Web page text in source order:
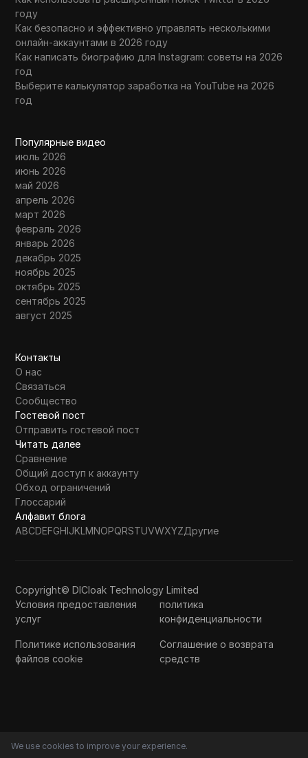
году
Как безопасно и эффективно управлять несколькими
онлайн-аккаунтами в 2026 году
Как написать биографию для Instagram: советы на 2026
год
Выберите калькулятор заработка на YouTube на 2026
год
Популярные видео
июль 2026
июнь 2026
май 2026
апрель 2026
март 2026
февраль 2026
январь 2026
декабрь 2025
ноябрь 2025
октябрь 2025
сентябрь 2025
август 2025
Контакты
О нас
Связаться
Сообщество
Гостевой пост
Отправить гостевой пост
Читать далее
Сравнение
Общий доступ к аккаунту
Обход ограничений
Глоссарий
Алфавит блога
ABCDEFGHIJKLMNOPQRSTUVWXYZДругие
Copyright© DICloak Technology Limited
Условия предоставления
услуг
политика
конфиденциальности
Политике использования
файлов cookie
Соглашение о возврата
средств
We use cookies to improve your experience.